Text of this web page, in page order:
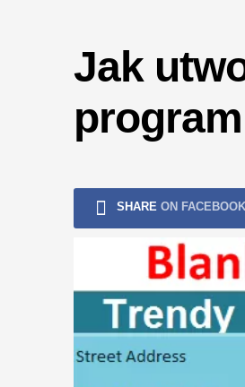
Jak
SHARE ON FACEBOOK